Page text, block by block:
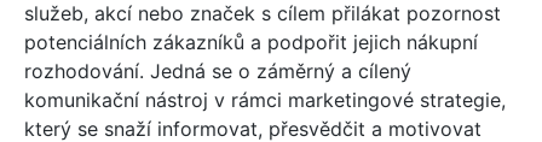
služeb, akcí nebo značek s cílem přilákat pozornost
potenciálních zákazníků a podpořit jejich nákupní
rozhodování. Jedná se o záměrný a cílený
komunikační nástroj v rámci marketingové strategie,
který se snaží informovat, přesvědčit a motivovat